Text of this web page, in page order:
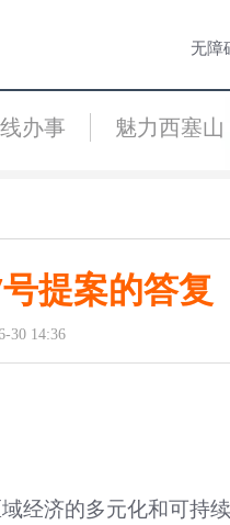
无障
办事 魅力西塞山
提案的答复
30 14:36
经济的多元化和可持